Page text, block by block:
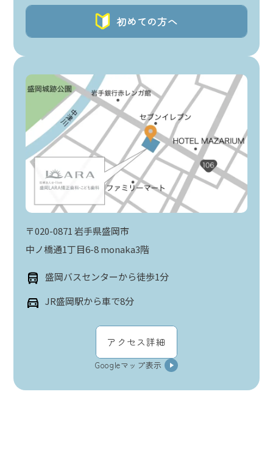
初めての方へ
〒020-0871 岩手県盛岡市
中ノ橋通1丁目6-8 monaka3階
盛岡バスセンターから徒歩1分
JR盛岡駅から車で8分
アクセス詳細
Googleマップ表示